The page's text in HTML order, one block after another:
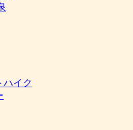
ハイク